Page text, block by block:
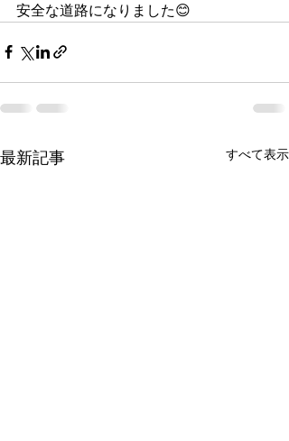
安全な道路になりました😊
最新記事 すべて表示